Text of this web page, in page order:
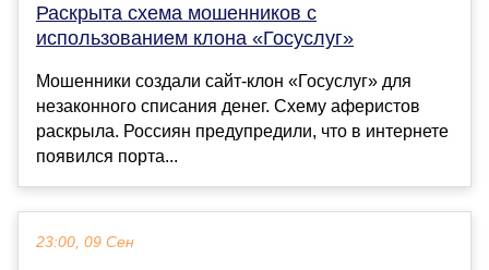
Раскрыта схема мошенников с
использованием клона «Госуслуг»
Мошенники создали сайт-клон «Госуслуг» для
незаконного списания денег. Схему аферистов
раскрыла. Россиян предупредили, что в интернете
появился порта...
23:00, 09 Сен